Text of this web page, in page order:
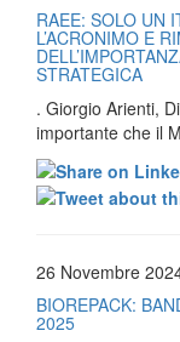
RAEE: SOLO UN
L’ACRONIMO E
STRATEGICA
. Giorgio Arienti,
importante che il
26 Novembre
BIOREPACK:
2025